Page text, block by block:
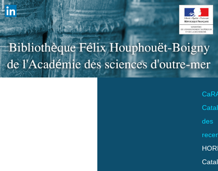
des